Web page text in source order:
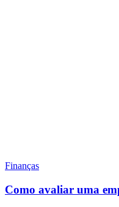
Finanças
Como avaliar uma